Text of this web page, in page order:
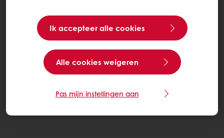
Ik accepteer alle cookies
Alle cookies weigeren
Pas mijn instellingen aan